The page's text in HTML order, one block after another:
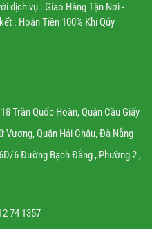
dịch vụ : Giao Hàng Tận Nơi -
: Hoàn Tiền 100% Khi Qúy
Trần Quốc Hoàn, Quận Cầu Giấy
Vương, Quận Hải Châu, Đà Nẵng
6 Đường Bạch Đằng , Phường 2 ,
74 1357